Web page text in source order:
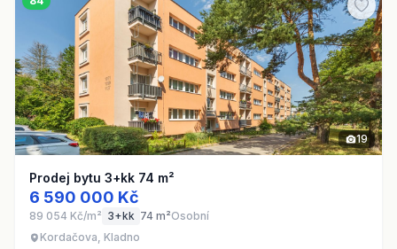
19
Prodej bytu 3+kk 74 m²
6 590 000 Kč
89 054 Kč/m² 3+kk 74 m²Osobní
Kordačova, Kladno